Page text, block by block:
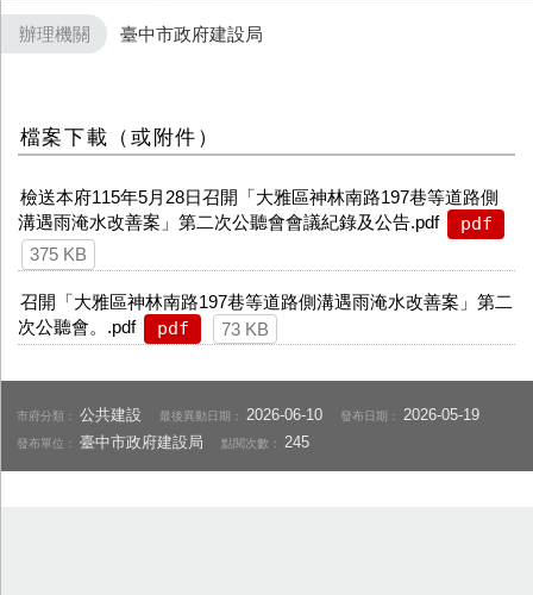
辦理機關 臺中市政府建設局
檔案下載（或附件）
檢送本府115年5月28日召開「大雅區神林南路197巷等道路側
溝遇雨淹水改善案」第二次公聽會會議紀錄及公告.pdf
pdf
375 KB
召開「大雅區神林南路197巷等道路側溝遇雨淹水改善案」第二
次公聽會。.pdf
pdf 73 KB
市府分類：公共建設 最後異動日期： 2026-06-10 發布日期： 2026-05-19
發布單位：臺中市政府建設局 點閱次數： 245